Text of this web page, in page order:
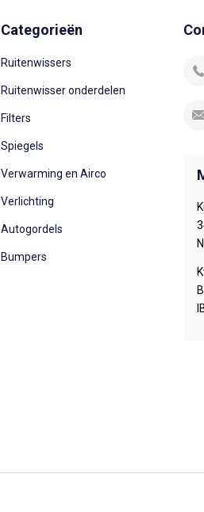
Categorieën
Ruitenwissers
Ruitenwisser onderdelen
Filters
Spiegels
Verwarming en Airco
Verlichting
Autogordels
Bumpers